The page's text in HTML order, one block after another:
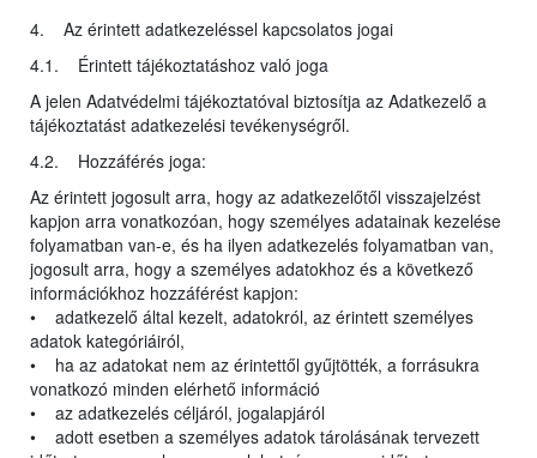
4. Az érintett adatkezeléssel kapcsolatos jogai
4.1. Érintett tájékoztatáshoz való joga
A jelen Adatvédelmi tájékoztatóval biztosítja az Adatkezelő a
tájékoztatást adatkezelési tevékenységről.
4.2. Hozzáférés joga:
Az érintett jogosult arra, hogy az adatkezelőtől visszajelzést
kapjon arra vonatkozóan, hogy személyes adatainak kezelése
folyamatban van-e, és ha ilyen adatkezelés folyamatban van,
jogosult arra, hogy a személyes adatokhoz és a következő
információkhoz hozzáférést kapjon:
• adatkezelő által kezelt, adatokról, az érintett személyes
adatok kategóriáiról,
• ha az adatokat nem az érintettől gyűjtötték, a forrásukra
vonatkozó minden elérhető információ
• az adatkezelés céljáról, jogalapjáról
• adott esetben a személyes adatok tárolásának tervezett